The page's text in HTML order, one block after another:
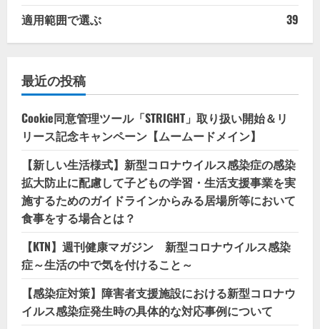
適用範囲で選ぶ
39
最近の投稿
Cookie同意管理ツール「STRIGHT」取り扱い開始＆リ
リース記念キャンペーン【ムームードメイン】
【新しい生活様式】新型コロナウイルス感染症の感染
拡大防止に配慮して子どもの学習・生活支援事業を実
施するためのガイドラインからみる居場所等において
食事をする場合とは？
【KTN】週刊健康マガジン 新型コロナウイルス感染
症～生活の中で気を付けること～
【感染症対策】障害者支援施設における新型コロナウ
イルス感染症発生時の具体的な対応事例について